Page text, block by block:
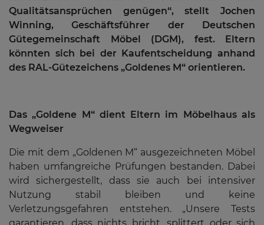
Qualitätsansprüchen genügen“, stellt Jochen
Winning, Geschäftsführer der Deutschen
Gütegemeinschaft Möbel (DGM), fest. Eltern
könnten sich bei der Kaufentscheidung anhand
des RAL-Gütezeichens „Goldenes M“ orientieren.
Das „Goldene M“ dient Eltern im Möbelhaus als
Wegweiser
Die mit dem „Goldenen M“ ausgezeichneten Möbel
haben umfangreiche Prüfungen bestanden. Dabei
wird sichergestellt, dass sie auch bei intensiver
Nutzung stabil bleiben und keine
Verletzungsgefahren entstehen. „Unsere Tests